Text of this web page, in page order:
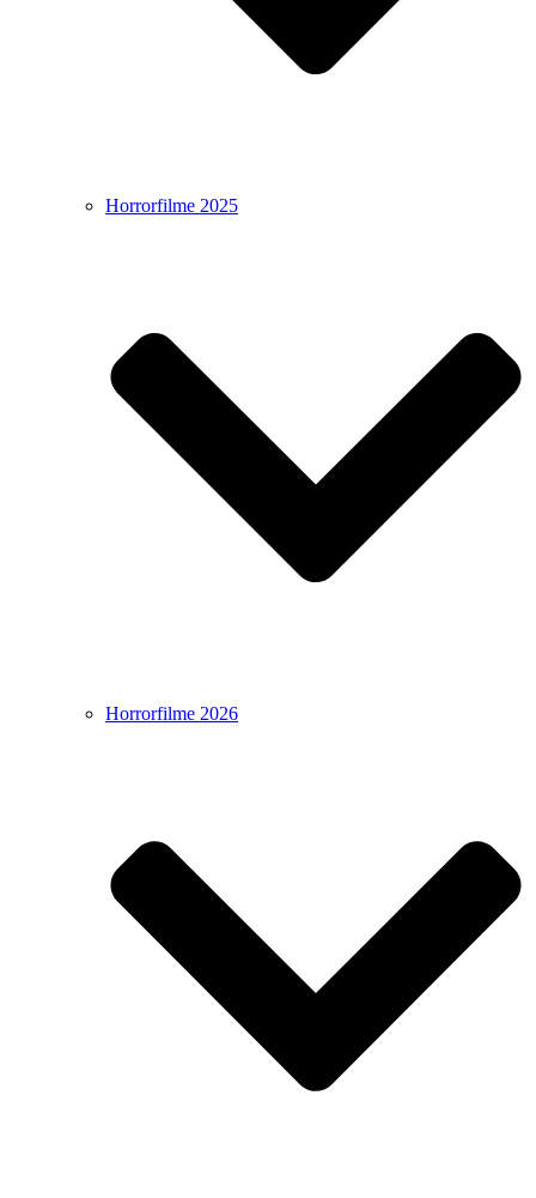
Horrorfilme 2025
Horrorfilme 2026